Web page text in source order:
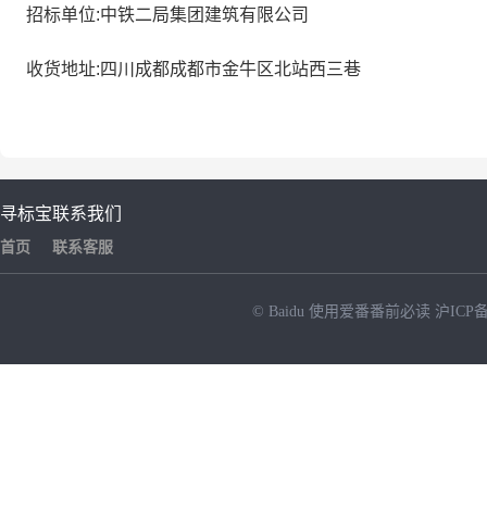
招标单位:中铁二局集团建筑有限公司
收货地址:四川成都成都市金牛区北站西三巷
寻标宝
首页
联系我们
联系客服
© Baidu 使用爱番番前必读 沪ICP